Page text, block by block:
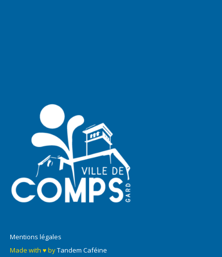
Mentions légales
Made with ♥ byTandem Caféine